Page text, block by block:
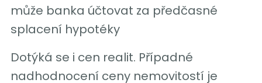
může banka účtovat za předčasné
splacení hypotéky
Dotýká se i cen realit. Případné
nadhodnocení ceny nemovitostí je